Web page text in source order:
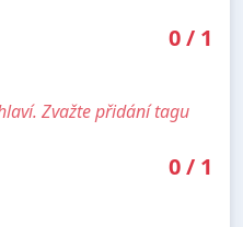
0/ 1
Zvažte přidání tagu
0/ 1